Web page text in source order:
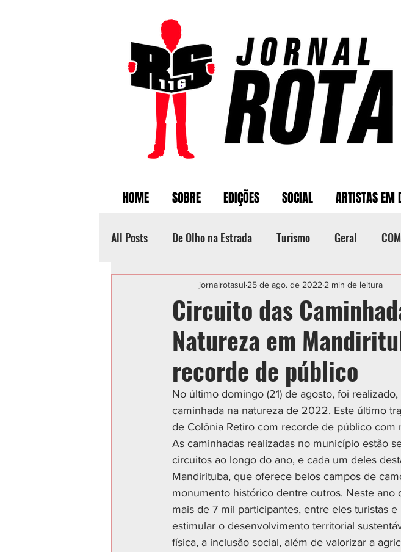
HOME SOBRE EDIÇÕES SOCIAL ARTISTAS EM
All Posts De Olho na Estrada Turismo Geral
Categoria sem título POLICIAL ESPORTE CIDADES
Circuito das
Natureza em
recorde de público
jornalrotasul 25 de ago. de 2022 2 min de leitura
No último domingo (21) de agosto, foi
caminhada na natureza de 2022. Este último
de Colônia Retiro com recorde de público com
As caminhadas realizadas no município estão
circuitos ao longo do ano, e cada um deles
Mandirituba, que oferece belos campos de
monumento histórico dentre outros. Neste
mais de 7 mil participantes, entre eles turistas
estimular o desenvolvimento territorial
física, a inclusão social, além de valorizar a